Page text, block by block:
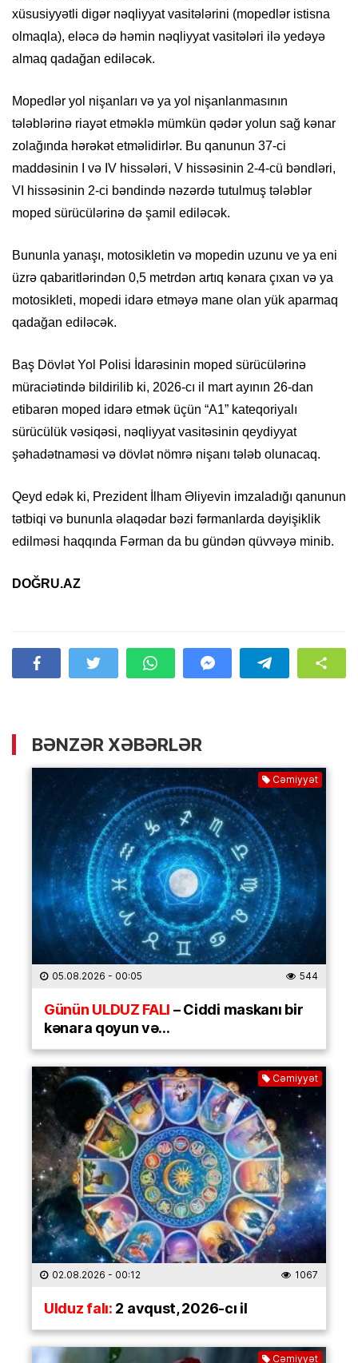
xüsusiyyətli digər nəqliyyat vasitələrini (mopedlər istisna
olmaqla), eləcə də həmin nəqliyyat vasitələri ilə yedəyə
almaq qadağan ediləcək.
Mopedlər yol nişanları və ya yol nişanlanmasının
tələblərinə riayət etməklə mümkün qədər yolun sağ kənar
zolağında hərəkət etməlidirlər. Bu qanunun 37-ci
maddəsinin I və IV hissələri, V hissəsinin 2-4-cü bəndləri,
VI hissəsinin 2-ci bəndində nəzərdə tutulmuş tələblər
moped sürücülərinə də şamil ediləcək.
Bununla yanaşı, motosikletin və mopedin uzunu ve ya eni
üzrə qabaritlərindən 0,5 metrdən artıq kənara çıxan və ya
motosikleti, mopedi idarə etməyə mane olan yük aparmaq
qadağan ediləcək.
Baş Dövlət Yol Polisi İdarəsinin moped sürücülərinə
müraciətində bildirilib ki, 2026-cı il mart ayının 26-dan
etibarən moped idarə etmək üçün “A1” kateqoriyalı
sürücülük vəsiqəsi, nəqliyyat vasitəsinin qeydiyyat
şəhadətnaməsi və dövlət nömrə nişanı tələb olunacaq.
Qeyd edək ki, Prezident İlham Əliyevin imzaladığı qanunun
tətbiqi və bununla əlaqədar bəzi fərmanlarda dəyişiklik
edilməsi haqqında Fərman da bu gündən qüvvəyə minib.
DOĞRU.AZ
BƏNZƏR XƏBƏRLƏR
Cəmiyyət
05.08.2026 - 00:05 544
Günün ULDUZ FALI– Ciddi maskanı bir
kənara qoyun və…
Cəmiyyət
02.08.2026 - 00:12 1067
Ulduz falı:2 avqust, 2026-cı il
Cəmiyyət